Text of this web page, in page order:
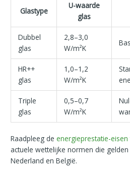
Glastype
U-waarde
glas
Dubbel
glas
2,8–3,0
W/m²K
HR++
glas
1,0–1,2
W/m²K
Triple
glas
0,5–0,7
W/m²K
Raadpleeg de energieprestatie-
actuele wettelijke normen die
Nederland en België.